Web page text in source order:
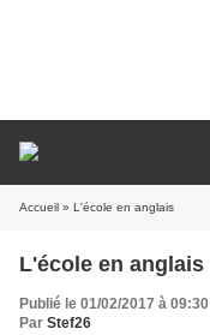
Accueil » L'école en anglais
L'école en anglais
Publié le 01/02/2017 à 09:30
Par Stef26